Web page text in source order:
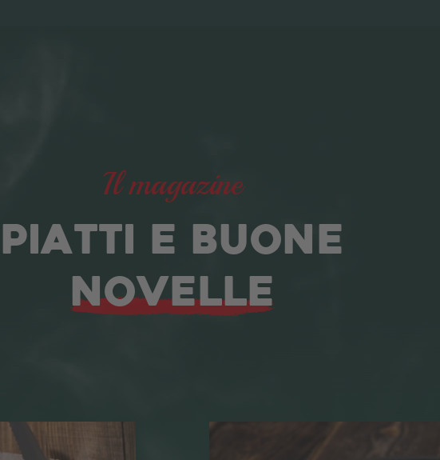
Il magazine
PIATTI E BUONE
NOVELLE